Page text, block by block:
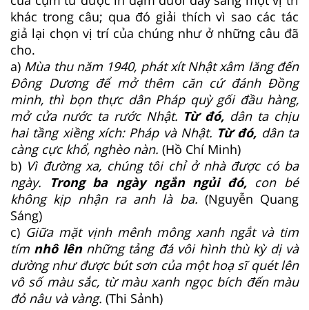
khác trong câu; qua đó giải thích vì sao các tác
giả lại chọn vị trí của chúng như ở những câu đã
cho.
a) Mùa thu năm 1940, phát xít Nhật xâm lăng đến
Đông Dương để mở thêm căn cứ đánh Đồng
minh, thì bọn thực dân Pháp quỳ gối đầu hàng,
mở cửa nước ta rước Nhật. Từ đó, dân ta chịu
hai tầng xiềng xích: Pháp và Nhật. Từ đó, dân ta
càng cực khổ, nghèo nàn. (Hồ Chí Minh)
b) Vì đường xa, chúng tôi chỉ ở nhà được có ba
ngày.
Trong ba ngày ngắn ngủi đó,con bé
không kịp nhận ra anh là ba. (Nguyễn Quang
Sáng)
c) Giữa mặt vịnh mênh mông xanh ngắt và tim
tím nhô lênnhững tảng đá vôi hình thù kỳ dị và
dường như được bút sơn của một hoạ sĩ quét lên
vô số màu sắc, từ màu xanh ngọc bích đến màu
đỏ nâu và vàng. (Thi Sảnh)